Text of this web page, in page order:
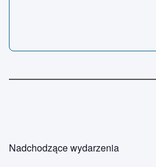
Nadchodzące wydarzenia